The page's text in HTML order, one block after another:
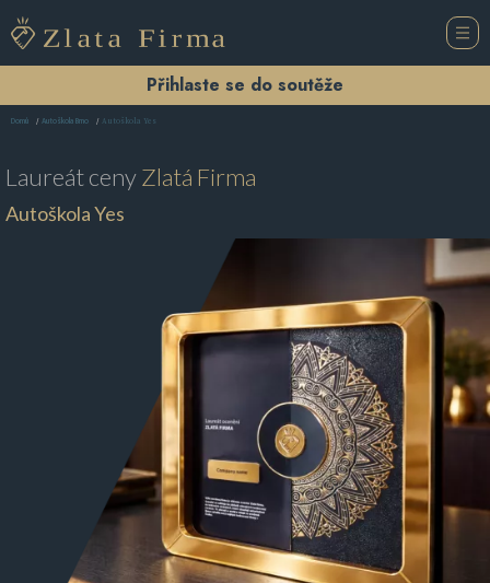
Přihlaste se do soutěže
Domů Autoškola Brno Autoškola Yes
Laureát cenyZlatá Firma
Autoškola Yes